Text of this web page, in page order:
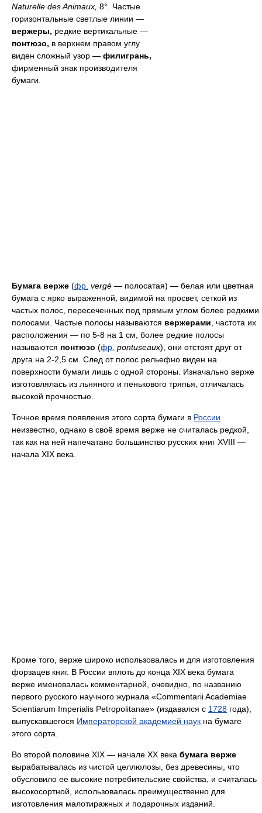
Naturelle des Animaux, 8°. Частые
горизонтальные светлые линии —
вержеры, редкие вертикальные —
понтюзо, в верхнем правом углу
виден сложный узор — филигрань,
фирменный знак производителя
бумаги.
Бумага верже (фр. vergé — полосатая) — белая или цветная
бумага с ярко выраженной, видимой на просвет, сеткой из
частых полос, пересеченных под прямым углом более редкими
полосами. Частые полосы называются вержерами, частота их
расположения — по 5-8 на 1 см, более редкие полосы
называются понтюзо (фр. pontuseaux), они отстоят друг от
друга на 2-2,5 см. След от полос рельефно виден на
поверхности бумаги лишь с одной стороны. Изначально верже
изготовлялась из льняного и пенькового тряпья, отличалась
высокой прочностью.
Точное время появления этого сорта бумаги в России
неизвестно, однако в своё время верже не считалась редкой,
так как на ней напечатано большинство русских книг XVIII —
начала XIX века.
Кроме того, верже широко использовалась и для изготовления
форзацев книг. В России вплоть до конца XIX века бумага
верже именовалась комментарной, очевидно, по названию
первого русского научного журнала «Commentarii Academiae
Scientiarum Imperialis Petropolitanae» (издавался с 1728 года),
выпускавшегося Императорской академией наук на бумаге
этого сорта.
Во второй половине XIX — начале XX века бумага верже
вырабатывалась из чистой целлюлозы, без древесины, что
обусловило ее высокие потребительские свойства, и считалась
высокосортной, использовалась преимущественно для
изготовления малотиражных и подарочных изданий.